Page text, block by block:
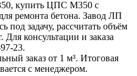
купить ЦПС М350 с
ремонта бетона. Завод ЛП
под задачу, рассчитать объём
Для консультации и заказа
23.
заказ от 1 м³. Итоговая
с менеджером.